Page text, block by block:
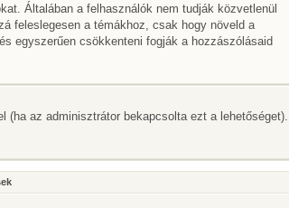
Általában a felhasználók nem tudják közvetlenül
feleslegesen a témákhoz, csak hogy növeld a
egyszerűen csökkenteni fogják a hozzászólásaid
az adminisztrátor bekapcsolta ezt a lehetőséget).